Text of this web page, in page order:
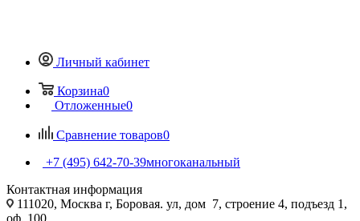
Личный кабинет
Корзина0
Отложенные0
Сравнение товаров0
+7 (495) 642-70-39многоканальный
Контактная информация
111020, Москва г, Боровая. ул, дом 7, строение 4, подъезд 1,
оф. 100